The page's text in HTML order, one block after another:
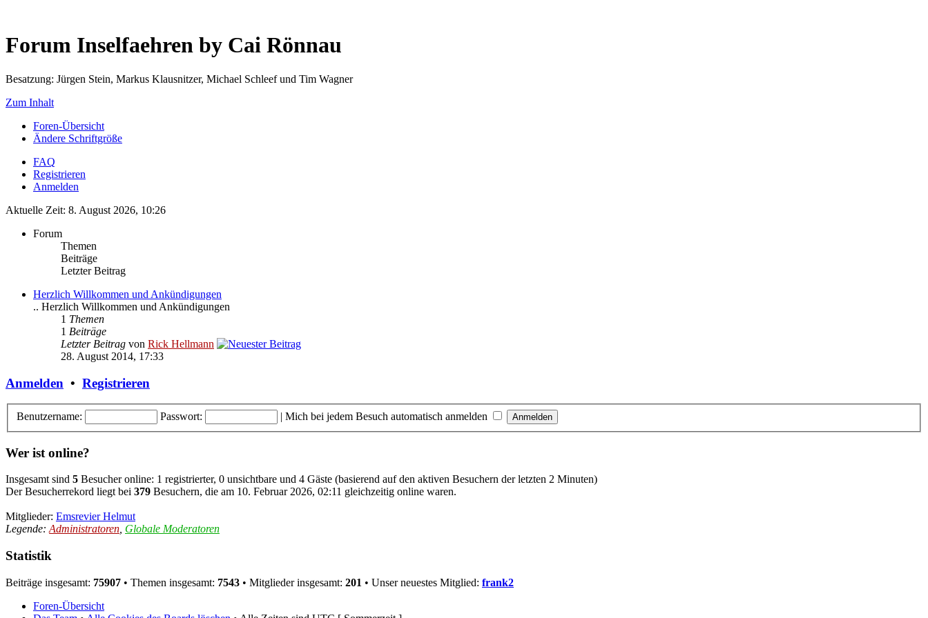
Forum Inselfaehren by Cai Rönnau
Besatzung: Jürgen Stein, Markus Klausnitzer, Michael Schleef und Tim Wagner
Zum Inhalt
Foren-Übersicht
Ändere Schriftgröße
FAQ
Registrieren
Anmelden
Aktuelle Zeit: 8. August 2026, 10:26
Forum
Themen
Beiträge
Letzter Beitrag
Herzlich Willkommen und Ankündigungen
.. Herzlich Willkommen und Ankündigungen
1 Themen
1 Beiträge
Letzter Beitrag von Rick Hellmann
28. August 2014, 17:33
Anmelden • Registrieren
Benutzername: Passwort: | Mich bei jedem Besuch automatisch anmelden
Wer ist online?
Insgesamt sind 5 Besucher online: 1 registrierter, 0 unsichtbare und 4 Gäste (basierend auf den aktiven Besuchern der letzten 2 Minuten)
Der Besucherrekord liegt bei 379 Besuchern, die am 10. Februar 2026, 02:11 gleichzeitig online waren.
Mitglieder: Emsrevier Helmut
Legende: Administratoren Globale Moderatoren
Statistik
Beiträge insgesamt: 75907 • Themen insgesamt: 7543 • Mitglieder insgesamt: 201 • Unser neuestes Mitglied: frank2
Foren-Übersicht